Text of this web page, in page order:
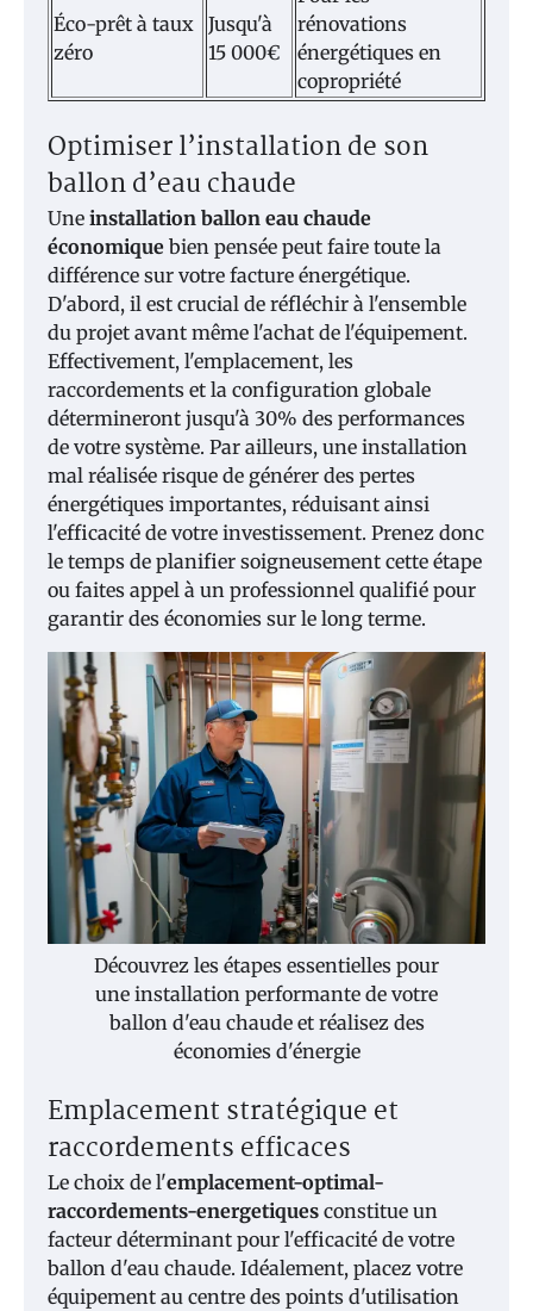
Éco-prêt à taux
zéro
Jusqu'à
15 000€
rénovations
énergétiques en
copropriété
Optimiser l’installation de son
ballon d’eau chaude
Une installation ballon eau chaude
économique bien pensée peut faire toute la
différence sur votre facture énergétique.
D'abord, il est crucial de réfléchir à l'ensemble
du projet avant même l'achat de l'équipement.
Effectivement, l'emplacement, les
raccordements et la configuration globale
détermineront jusqu'à 30% des performances
de votre système. Par ailleurs, une installation
mal réalisée risque de générer des pertes
énergétiques importantes, réduisant ainsi
l'efficacité de votre investissement. Prenez donc
le temps de planifier soigneusement cette étape
ou faites appel à un professionnel qualifié pour
garantir des économies sur le long terme.
Découvrez les étapes essentielles pour
une installation performante de votre
ballon d'eau chaude et réalisez des
économies d'énergie
Emplacement stratégique et
raccordements efficaces
Le choix de l'emplacement-optimal-
raccordements-energetiques constitue un
facteur déterminant pour l'efficacité de votre
ballon d'eau chaude. Idéalement, placez votre
équipement au centre des points d'utilisation